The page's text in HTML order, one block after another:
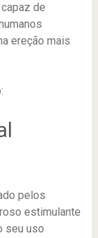
de
ereção mais
pelos
estimulante
seu uso